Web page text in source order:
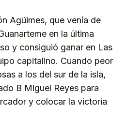
Agüimes, que venía de
en la última
y consiguió ganar en Las
capitalino. Cuando peor
a los del sur de la isla,
B Miguel Reyes para
y colocar la victoria